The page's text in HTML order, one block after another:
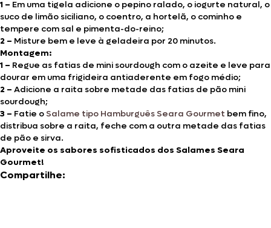
1 – Em uma tigela adicione o pepino ralado, o iogurte natural, o
suco de limão siciliano, o coentro, a hortelã, o cominho e
tempere com sal e pimenta-do-reino;
2 – Misture bem e leve à geladeira por 20 minutos.
Montagem:
1 – Regue as fatias de mini sourdough com o azeite e leve para
dourar em uma frigideira antiaderente em fogo médio;
2 – Adicione a raita sobre metade das fatias de pão mini
sourdough;
3 – Fatie o Salame tipo Hamburguês Seara Gourmet bem fino,
distribua sobre a raita, feche com a outra metade das fatias
de pão e sirva.
Aproveite os sabores sofisticados dos Salames Seara
Gourmet!
Compartilhe: